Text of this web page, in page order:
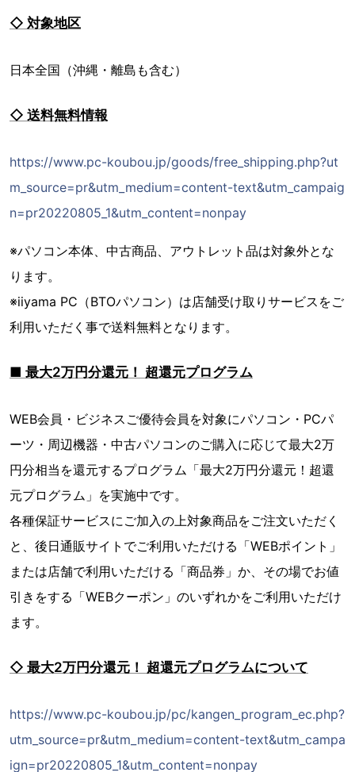
◇ 対象地区
日本全国（沖縄・離島も含む）
◇ 送料無料情報
https://www.pc-koubou.jp/goods/free_shipping.php?ut
m_source=pr&utm_medium=content-text&utm_campaig
n=pr20220805_1&utm_content=nonpay
※パソコン本体、中古商品、アウトレット品は対象外とな
ります。
※iiyama PC（BTOパソコン）は店舗受け取りサービスをご
利用いただく事で送料無料となります。
■ 最大2万円分還元！ 超還元プログラム
WEB会員・ビジネスご優待会員を対象にパソコン・PCパ
ーツ・周辺機器・中古パソコンのご購入に応じて最大2万
円分相当を還元するプログラム「最大2万円分還元！超還
元プログラム」を実施中です。
各種保証サービスにご加入の上対象商品をご注文いただく
と、後日通販サイトでご利用いただける「WEBポイント」
または店舗で利用いただける「商品券」か、その場でお値
引きをする「WEBクーポン」のいずれかをご利用いただけ
ます。
◇ 最大2万円分還元！ 超還元プログラムについて
https://www.pc-koubou.jp/pc/kangen_program_ec.php?
utm_source=pr&utm_medium=content-text&utm_campa
ign=pr20220805_1&utm_content=nonpay